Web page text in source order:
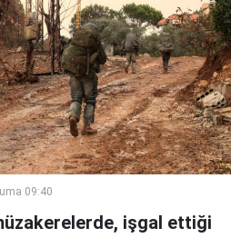
09:40
işgal ettiği